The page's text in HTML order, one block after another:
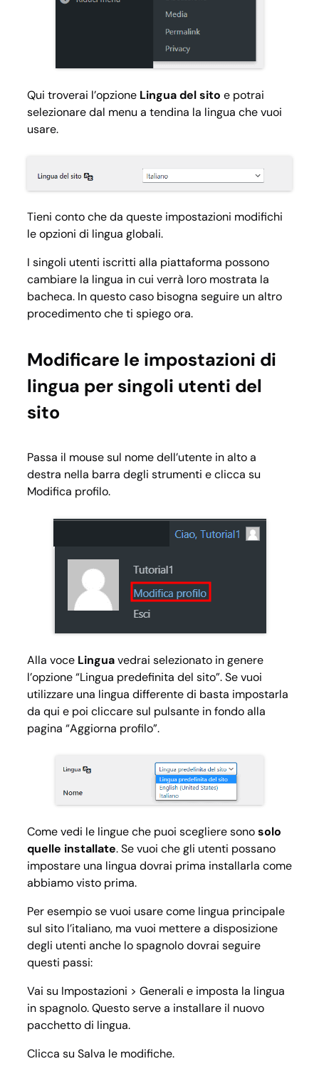
Qui troverai l’opzione Lingua del sito e potrai
selezionare dal menu a tendina la lingua che vuoi
usare.
Tieni conto che da queste impostazioni modifichi
le opzioni di lingua globali.
I singoli utenti iscritti alla piattaforma possono
cambiare la lingua in cui verrà loro mostrata la
bacheca. In questo caso bisogna seguire un altro
procedimento che ti spiego ora.
Modificare le impostazioni di
lingua per singoli utenti del
sito
Passa il mouse sul nome dell’utente in alto a
destra nella barra degli strumenti e clicca su
Modifica profilo.
Alla voce Linguavedrai selezionato in genere
l’opzione “Lingua predefinita del sito”. Se vuoi
utilizzare una lingua differente di basta impostarla
da qui e poi cliccare sul pulsante in fondo alla
pagina “Aggiorna profilo”.
Come vedi le lingue che puoi scegliere sonosolo
quelle installate. Se vuoi che gli utenti possano
impostare una lingua dovrai prima installarla come
abbiamo visto prima.
Per esempio se vuoi usare come lingua principale
sul sito l’italiano, ma vuoi mettere a disposizione
degli utenti anche lo spagnolo dovrai seguire
questi passi:
Vai su Impostazioni > Generali e imposta la lingua
in spagnolo. Questo serve a installare il nuovo
pacchetto di lingua.
Clicca su Salva le modifiche.